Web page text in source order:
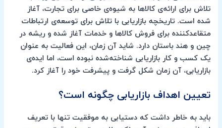
تلاش برای ارائه‌ی کالاها به شیوه‌ی خاصی برای تجارت، آغاز
شده است. تاریخچه بازاریابی با تلاش برای توسعه‌ی ارتباطات
متقاعدکننده برای فروش کالاها و خدمات آغاز شده و ریشه در
چین و هند باستان دارد. شاید آن زمان، این فعالیت به عنوان
یک کسب و کار بازاریابی شناخته‌شده نبوده است، اما ایده‌ی
بازاریابی، آن زمان شکل گرفت و پیشرفت خود را آغاز کرد.
تعیین اهداف بازاریابی چگونه است؟
باید به خاطر داشت که دستیابی به موفقیت تنها با تعریف